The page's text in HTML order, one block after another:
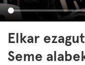
Elkar
Seme